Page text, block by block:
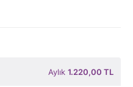
Aylık 1.220,00 TL